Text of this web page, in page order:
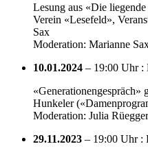
Lesung aus «Die liegende
Verein «Lesefeld»,
Sax
Moderation: Marianne
10.01.2024 – 19:00 Uhr :
«Generationengespräch»
Hunkeler
Moderation: Julia Rüegger
29.11.2023 – 19:00 Uhr :